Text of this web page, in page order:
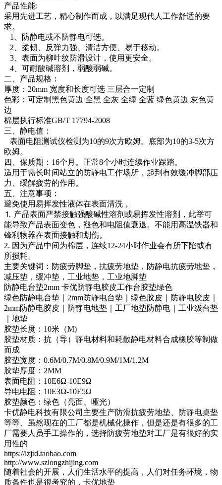
产品性能:
采用先进工艺，精心制作而成，以满足现代人工作舒适的要
求。
1、防静电或不防静电可选。
2、柔韧、反弹力强、清洁方便、易于移动。
3、表面为柳叶纹防滑设计，使用更安全。
4、可耐酸碱溶剂，弱酸弱碱。
二、产品规格：
厚度：20mm 宽度和长度可选 三层合一定制
色彩：可定制黑色黄边 全黑 全灰 全绿 全蓝 绿色黄边 灰色黄
边
棉层执行标准GB/T 17794-2008
三、静电值：
表面电阻测试仪检测为10的9次方欧姆。底部为10的3-5次方
欧姆。
四、保质期：16个月。正常8个小时连续作业踩踏。
适用于需长时间站立的防静电工作场所，起到有效缓冲脚部压
力、缓解疲劳的作用。
五、注意事项：
避免使用易挥发性液体在表面清洗，
⒈ 产品表面严禁接触强酸碱性溶剂或易挥发性溶剂，此举可
能导致产品表面变色，褪色和电阻值衰退。不能用高温铁器和
锋利物器在表面接触和划伤。
2. 因为产品中间为棉层，连续12-24小时作业会有所下陷或有
所损耗。
主要关键词：防疲劳脚垫，抗疲劳地垫，防静电抗疲劳地垫，
减压垫，缓冲垫，工业地垫，工业地脚垫
防静电台垫2mm 卡优防静电胶皮工作台胶垫绿色
绿色防静电台垫｜2mm防静电台垫｜绿色胶皮｜防静电胶皮｜
2mm防静电胶皮｜防静电地垫｜工厂地垫防静电｜工业级台垫
｜地垫
胶垫长度：10米（M)
胶垫材质：抗（导）静电材料和耗散静电材料合成橡胶等制做
而成
胶垫宽度：0.6M/0.7M/0.8M/0.9M/1M/1.2M
胶垫厚度：2MM
表面电阻：10E6Ω-10E9Ω
导电电阻：10E3Ω-10E5Ω
胶垫颜色：绿色（亮面、哑光）
卡优静电科技有限公司主要生产防滑抗疲劳地垫、防静电桌垫
等等、虽然现在的工厂都是机械化操作，但是还是有很多的工
厂需要人员手工操作的，选择防疲劳地垫对工厂是有很好的实
用性的
https://lzjtd.taobao.com
http://www.szlongzhijing.com
随着社会的开展，人们生活水平的提高，人们对任务环境，物
质条件也是很考究的，卡优地垫